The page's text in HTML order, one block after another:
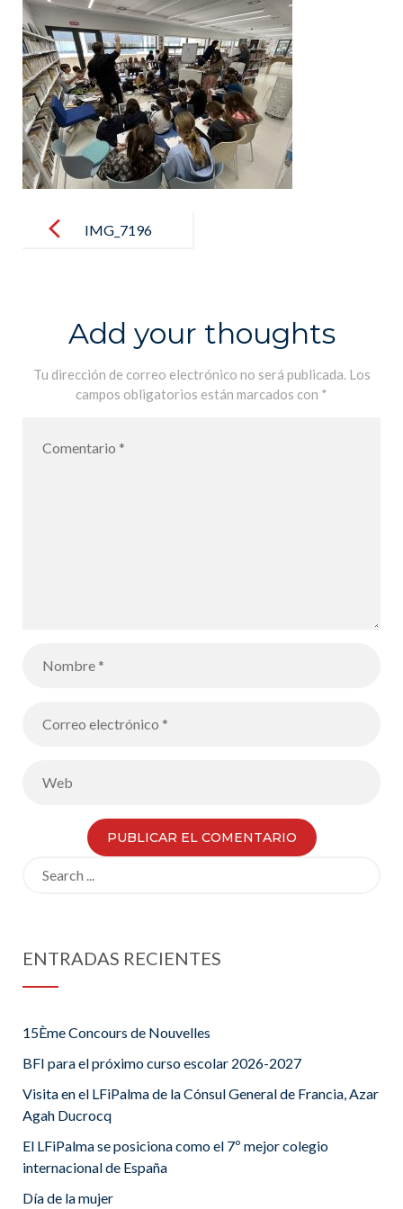
navigationIMG_7196
Add your thoughts
Tu dirección de correo electrónico no será publicada. Los
campos obligatorios están marcados con *
ENTRADAS RECIENTES
15Ème Concours de Nouvelles
BFI para el próximo curso escolar 2026-2027
Visita en el LFiPalma de la Cónsul General de Francia, Azar
Agah Ducrocq
El LFiPalma se posiciona como el 7º mejor colegio
internacional de España
Día de la mujer